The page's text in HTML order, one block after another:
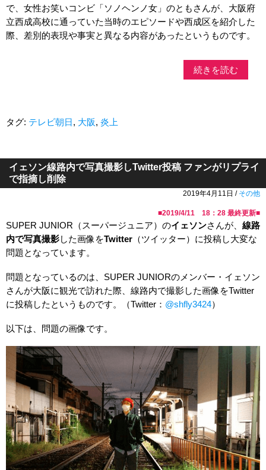
で、女性お笑いコンビ「ソノヘンノ女」のともさんが、大阪府
立西成高校に通っていた当時のエピソードや西成区を紹介した
際、差別的表現や事実と異なる内容があったというものです。
続きを読む
タグ: テレビ朝日, 大阪, 炎上
イェソン線路内で写真撮影しTwitter投稿 ファンがリプライ
で指摘し削除
2019年4月11日 / その他
■2019/4/11 18：28 最終更新■
SUPER JUNIOR（スーパージュニア）のイェソンさんが、 線路
内で写真撮影した画像をTwitter （ツイッター）に投稿し大変な
問題となっています。
問題となっているのは、SUPER JUNIORのメンバー・イェソン
さんが大阪に観光で訪れた際、線路内で撮影した画像をTwitter
に投稿したというものです。（Twitter： @shfly3424）
以下は、問題の画像です。